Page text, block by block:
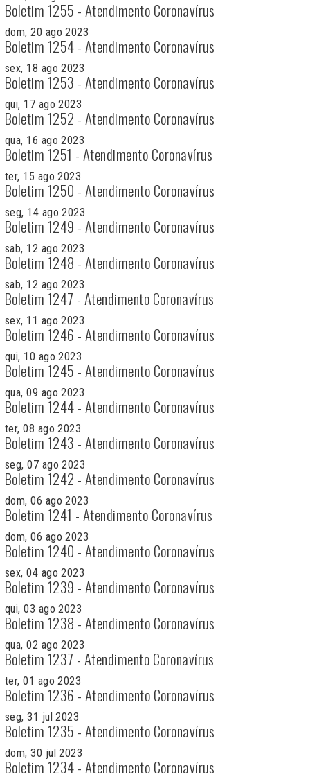
Boletim 1255 - Atendimento Coronavírus
dom, 20 ago 2023
Boletim 1254 - Atendimento Coronavírus
sex, 18 ago 2023
Boletim 1253 - Atendimento Coronavírus
qui, 17 ago 2023
Boletim 1252 - Atendimento Coronavírus
qua, 16 ago 2023
Boletim 1251 - Atendimento Coronavírus
ter, 15 ago 2023
Boletim 1250 - Atendimento Coronavírus
seg, 14 ago 2023
Boletim 1249 - Atendimento Coronavírus
sab, 12 ago 2023
Boletim 1248 - Atendimento Coronavírus
sab, 12 ago 2023
Boletim 1247 - Atendimento Coronavírus
sex, 11 ago 2023
Boletim 1246 - Atendimento Coronavírus
qui, 10 ago 2023
Boletim 1245 - Atendimento Coronavírus
qua, 09 ago 2023
Boletim 1244 - Atendimento Coronavírus
ter, 08 ago 2023
Boletim 1243 - Atendimento Coronavírus
seg, 07 ago 2023
Boletim 1242 - Atendimento Coronavírus
dom, 06 ago 2023
Boletim 1241 - Atendimento Coronavírus
dom, 06 ago 2023
Boletim 1240 - Atendimento Coronavírus
sex, 04 ago 2023
Boletim 1239 - Atendimento Coronavírus
qui, 03 ago 2023
Boletim 1238 - Atendimento Coronavírus
qua, 02 ago 2023
Boletim 1237 - Atendimento Coronavírus
ter, 01 ago 2023
Boletim 1236 - Atendimento Coronavírus
seg, 31 jul 2023
Boletim 1235 - Atendimento Coronavírus
dom, 30 jul 2023
Boletim 1234 - Atendimento Coronavírus